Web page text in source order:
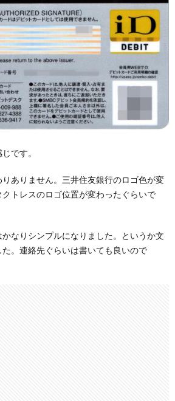
です。
ありません。三井住友銀行のロゴ色が変
トレスのロゴ位置が変わったぐらいで
なりシンプルになりました。というか文
。連絡先ぐらいは書いても良いので